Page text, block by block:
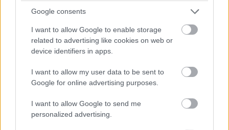
Google consents
I want to allow Google to enable storage
related to advertising like cookies on web or
device identifiers in apps.
I want to allow my user data to be sent to
Google for online advertising purposes.
I want to allow Google to send me
personalized advertising.
bóvliról van szó, aminek az egyetlen vonzereje
Ha számítógép építésére, bővítésére kerül sor,
megvannak azok a gyártók, akiknek neve jól ismert a
hazai piacon - ismert előéletük, termékeik, támogatási
hátterük, gyengeségeik és erősségeik. Általában egy-egy